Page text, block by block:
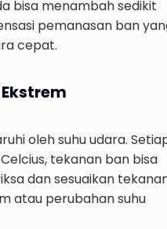
bisa menambah sedikit
pemanasan ban
cepat.
oleh suhu udara.
tekanan ban bisa
dan sesuaikan
atau perubahan suhu